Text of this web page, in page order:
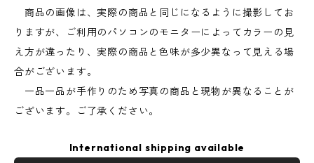
商品の画像は、実際の商品と同じになるように撮影してお
りますが、ご利用のパソコンのモニターによってカラーの見
え方が違ったり、実際の商品と色味が多少異なって見える場
合がございます。
一品一品が手作りのため写真の商品と現物が異なることが
ございます。ご了承ください。
International shipping available